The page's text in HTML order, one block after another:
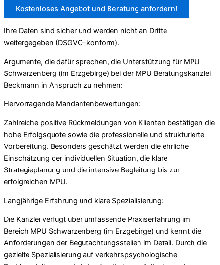
Kostenloses Angebot und Beratung anfordern!
Ihre Daten sind sicher und werden nicht an Dritte
weitergegeben (DSGVO-konform).
Argumente, die dafür sprechen, die Unterstützung für MPU
Schwarzenberg (im Erzgebirge) bei der MPU Beratungskanzlei
Beckmann in Anspruch zu nehmen:
Hervorragende Mandantenbewertungen:
Zahlreiche positive Rückmeldungen von Klienten bestätigen die
hohe Erfolgsquote sowie die professionelle und strukturierte
Vorbereitung. Besonders geschätzt werden die ehrliche
Einschätzung der individuellen Situation, die klare
Strategieplanung und die intensive Begleitung bis zur
erfolgreichen MPU.
Langjährige Erfahrung und klare Spezialisierung:
Die Kanzlei verfügt über umfassende Praxiserfahrung im
Bereich MPU Schwarzenberg (im Erzgebirge) und kennt die
Anforderungen der Begutachtungsstellen im Detail. Durch die
gezielte Spezialisierung auf verkehrspsychologische